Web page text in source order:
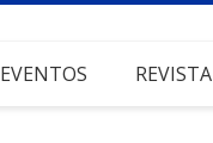
EVENTOS REVISTA